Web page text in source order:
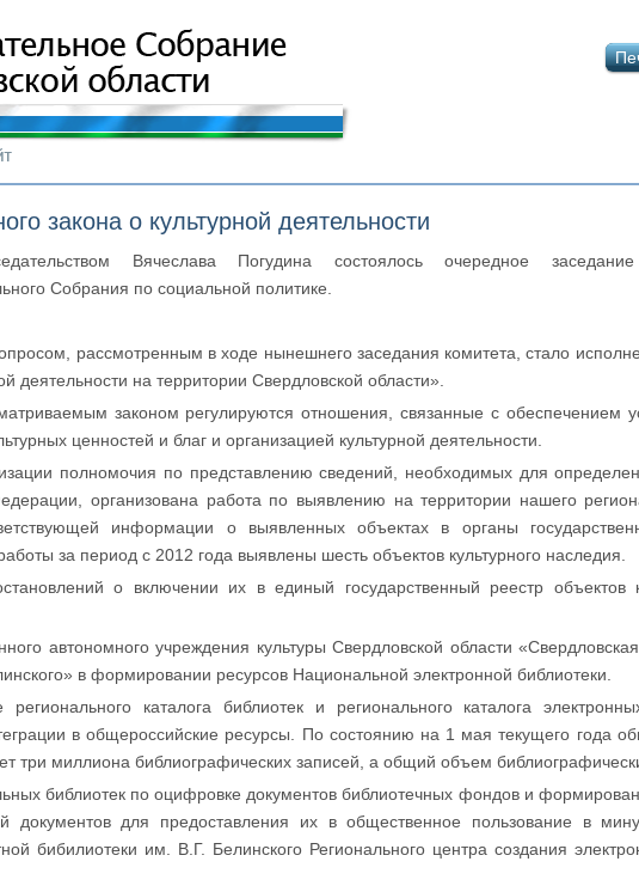
закона о культурной деятельности
Вячеслава Погудина состоялось очередное
Собрания по социальной политике.
рассмотренным в ходе нынешнего заседания комитета, стало
деятельности на территории Свердловской области».
законом регулируются отношения, связанные с обеспечением
ценностей и благ и организацией культурной деятельности.
полномочия по представлению сведений, необходимых для
организована работа по выявлению на территории нашего
информации о выявленных объектах в органы
за период с 2012 года выявлены шесть объектов культурного наследия.
о включении их в единый государственный реестр объектов
автономного учреждения культуры Свердловской области
в формировании ресурсов Национальной электронной библиотеки.
каталога библиотек и регионального каталога
в общероссийские ресурсы. По состоянию на 1 мая текущего года
три миллиона библиографических записей, а общий объем
библиотек по оцифровке документов библиотечных фондов и
документов для предоставления их в общественное пользование в
бибилиотеки им. В.Г. Белинского Регионального центра создания